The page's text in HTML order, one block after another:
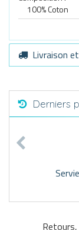
100% Coton
Livraison
Derniers